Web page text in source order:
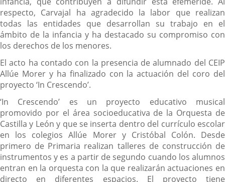
respecto, Carvajal ha agradecido la labor que realizan
todas las entidades que desarrollan su trabajo en el
ámbito de la infancia y ha destacado su compromiso con
los derechos de los menores.
El acto ha contado con la presencia de alumnado del CEIP
Allúe Morer y ha finalizado con la actuación del coro del
proyecto ‘In Crescendo’.
‘In Crescendo’ es un proyecto educativo musical
promovido por el área socioeducativa de la Orquesta de
Castilla y León y que se inserta dentro del currículo escolar
en los colegios Allúe Morer y Cristóbal Colón. Desde
primero de Primaria realizan talleres de construcción de
instrumentos y es a partir de segundo cuando los alumnos
entran en la orquesta con la que realizarán actuaciones en
directo en diferentes espacios. El proyecto tiene